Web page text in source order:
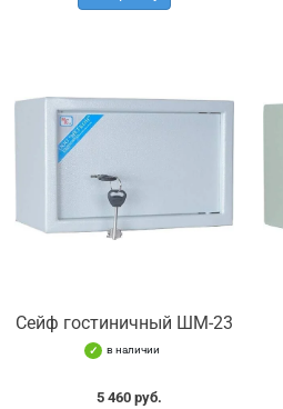
Сейф гостиничный ШМ-23
в наличии
5 460 руб.